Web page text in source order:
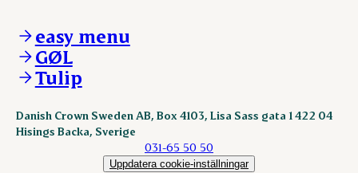
ESS-FOOD.com
KLS.se
nordicspoor.com
sokolow.pl
easy menu
GØL
Tulip
Danish Crown Sweden AB, Box 4103, Lisa Sass gata 1 422 04
Hisings Backa, Sverige
031-65 50 50
Uppdatera cookie-inställningar